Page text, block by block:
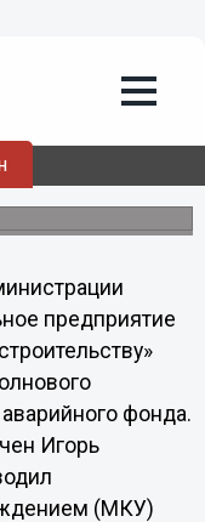
из ветхого
Матвеенко,
по
предприятие
фонда.
Игорь
(МКУ)